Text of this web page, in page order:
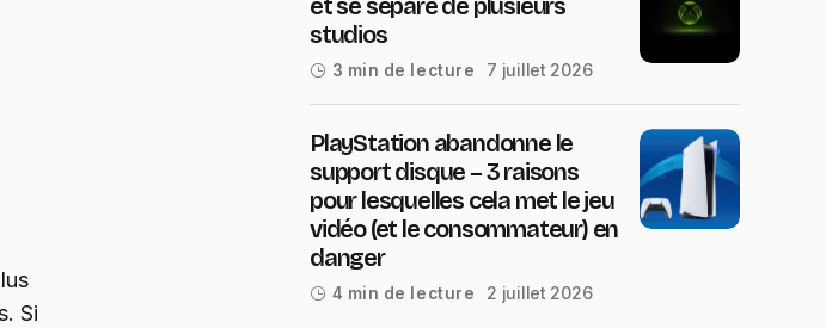
Si
et se sépare de plusieurs
studios
3 min de lecture 7 juillet 2026
PlayStation abandonne le
support disque – 3 raisons
pour lesquelles cela met le jeu
vidéo (et le consommateur) en
danger
4 min de lecture 2 juillet 2026